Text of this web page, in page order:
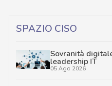
SPAZIO CISO
Sovranità
leadership IT
05 Ago 2026